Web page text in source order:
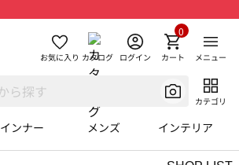
お気に入り カタログ ログイン カート
0
メニュー
カテゴリ
インナー メンズ インテリア